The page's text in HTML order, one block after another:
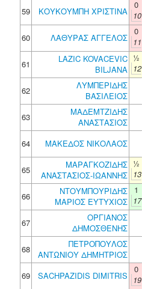
59
ΚΟΥΚΟΥΜΠΗ ΧΡΙΣΤΙΝΑ
0
10
60
ΛΑΘΥΡΑΣ ΑΓΓΕΛΟΣ
0
11
61
LAZIC KOVACEVIC
BILJANA
½
12
62
ΛΥΜΠΕΡΙΔΗΣ
ΒΑΣΙΛΕΙΟΣ
63
ΜΑΔΕΜΤΖΙΔΗΣ
ΑΝΑΣΤΑΣΙΟΣ
64
ΜΑΚΕΔΟΣ ΝΙΚΟΛΑΟΣ
65
ΜΑΡΑΓΚΟΖΙΔΗΣ
ΑΝΑΣΤΑΣΙΟΣ-ΙΩΑΝΝΗΣ
½
13
66
ΝΤΟΥΜΠΟΥΡΙΔΗΣ
ΜΑΡΙΟΣ ΕΥΤΥΧΙΟΣ
1
17
67
ΟΡΓΙΑΝΟΣ
ΔΗΜΟΣΘΕΝΗΣ
68
ΠΕΤΡΟΠΟΥΛΟΣ
ΑΝΤΩΝΙΟΥ ΔΗΜΗΤΡΙΟΣ
69
SACHPAZIDIS DIMITRIS
0
19